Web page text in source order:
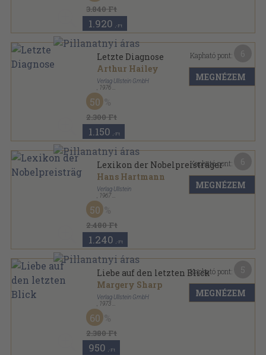
3.840 Ft
1.920 ,-Ft
Letzte Diagnose
Arthur Hailey
Verlag Ullstein GmbH
1976
Ragasztott papírkötés
Ullstein Buch sorozat
2.300 Ft
50
1.150 ,-Ft
Kapható pont:
MEGNÉZEM
Lexikon der Nobelpreisträger
Hans Hartmann
Verlag Ullstein
1967
Ragasztott papírkötés
Ullstein Buch sorozat
2.480 Ft
50
1.240 ,-Ft
Kapható pont:
MEGNÉZEM
Liebe auf den letzten Blick
Margery Sharp
Verlag Ullstein GmbH
1973
Ragasztott papírkötés
Ullstein Buch sorozat
2.380 Ft
60
950 ,-Ft
Kapható pont:
MEGNÉZEM